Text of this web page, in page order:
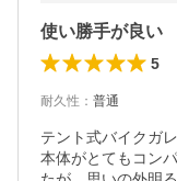
使い勝手が良い
5
耐久性 ： 普通
テント式バイクガ
本体がとてもコン